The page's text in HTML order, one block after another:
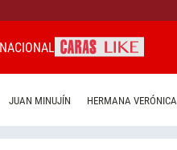
JUAN MINUJÍN HERMANA VERÓNICA